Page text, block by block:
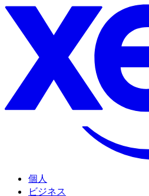
個人
ビジネス